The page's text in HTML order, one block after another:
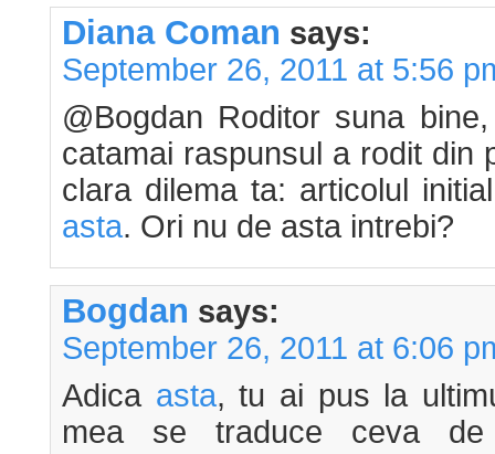
Diana Coman says:
September 26, 2011 at 5:56
@Bogdan Roditor suna
catamai raspunsul a rodit din
clara dilema ta: articolul
asta. Ori nu de asta intrebi?
Bogdan says:
September 26, 2011 at 6:06
Adica asta, tu ai pus la
mea se traduce ceva